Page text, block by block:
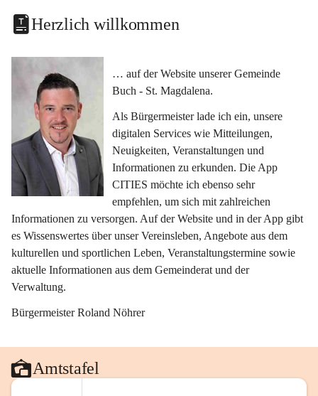
Herzlich willkommen
… auf der Website unserer Gemeinde
Buch - St. Magdalena.
Als Bürgermeister lade ich ein, unsere
digitalen Services wie Mitteilungen,
Neuigkeiten, Veranstaltungen und
Informationen zu erkunden. Die App
CITIES möchte ich ebenso sehr
empfehlen, um sich mit zahlreichen
Informationen zu versorgen. Auf der Website und in der App gibt
es Wissenswertes über unser Vereinsleben, Angebote aus dem
kulturellen und sportlichen Leben, Veranstaltungstermine sowie
aktuelle Informationen aus dem Gemeinderat und der
Verwaltung.
Bürgermeister Roland Nöhrer
Amtstafel